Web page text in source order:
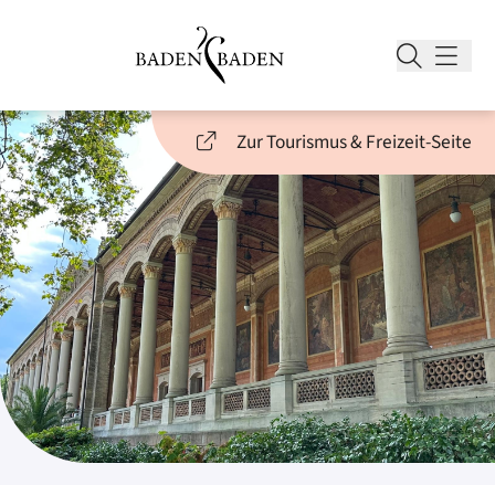
Zur Tourismus & Freizeit-Seite